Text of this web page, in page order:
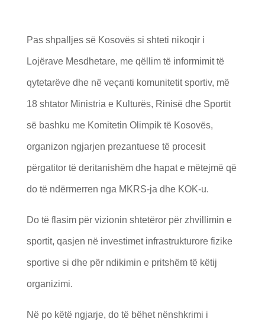
Pas shpalljes së Kosovës si shteti nikoqir i
Lojërave Mesdhetare, me qëllim të informimit të
qytetarëve dhe në veçanti komunitetit sportiv, më
18 shtator Ministria e Kulturës, Rinisë dhe Sportit
së bashku me Komitetin Olimpik të Kosovës,
organizon ngjarjen prezantuese të procesit
përgatitor të deritanishëm dhe hapat e mëtejmë që
do të ndërmerren nga MKRS-ja dhe KOK-u.
Do të flasim për vizionin shtetëror për zhvillimin e
sportit, qasjen në investimet infrastrukturore fizike
sportive si dhe për ndikimin e pritshëm të këtij
organizimi.
Në po këtë ngjarje, do të bëhet nënshkrimi i